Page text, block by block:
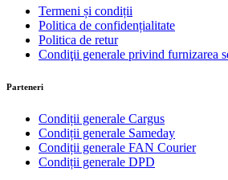
Termeni și condiții
Politica de confidențialitate
Politica de retur
Condiţii generale privind furnizarea
Parteneri
Condiții generale Cargus
Condiții generale Sameday
Condiții generale FAN Courier
Condiții generale DPD